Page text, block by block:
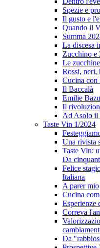
Spezie e
Il gusto e
Quando il
Summa
La discesa
Zucchino e
Le
Rossi,
Cucina
Il Baccalà
Emilie
Il
Ad Asolo il
Taste Vin 1/2024
Una rivista
Taste Vin:
Da
Felice
Italiana
A parer mio
Cucina
Esperienze
Correva
Da